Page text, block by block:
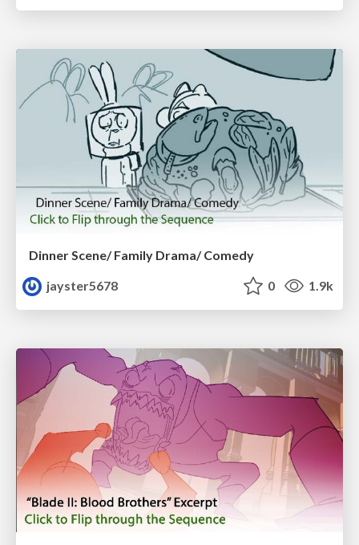
Dinner Scene/ Family Drama/ Comedy
jayster5678
0 1.9k